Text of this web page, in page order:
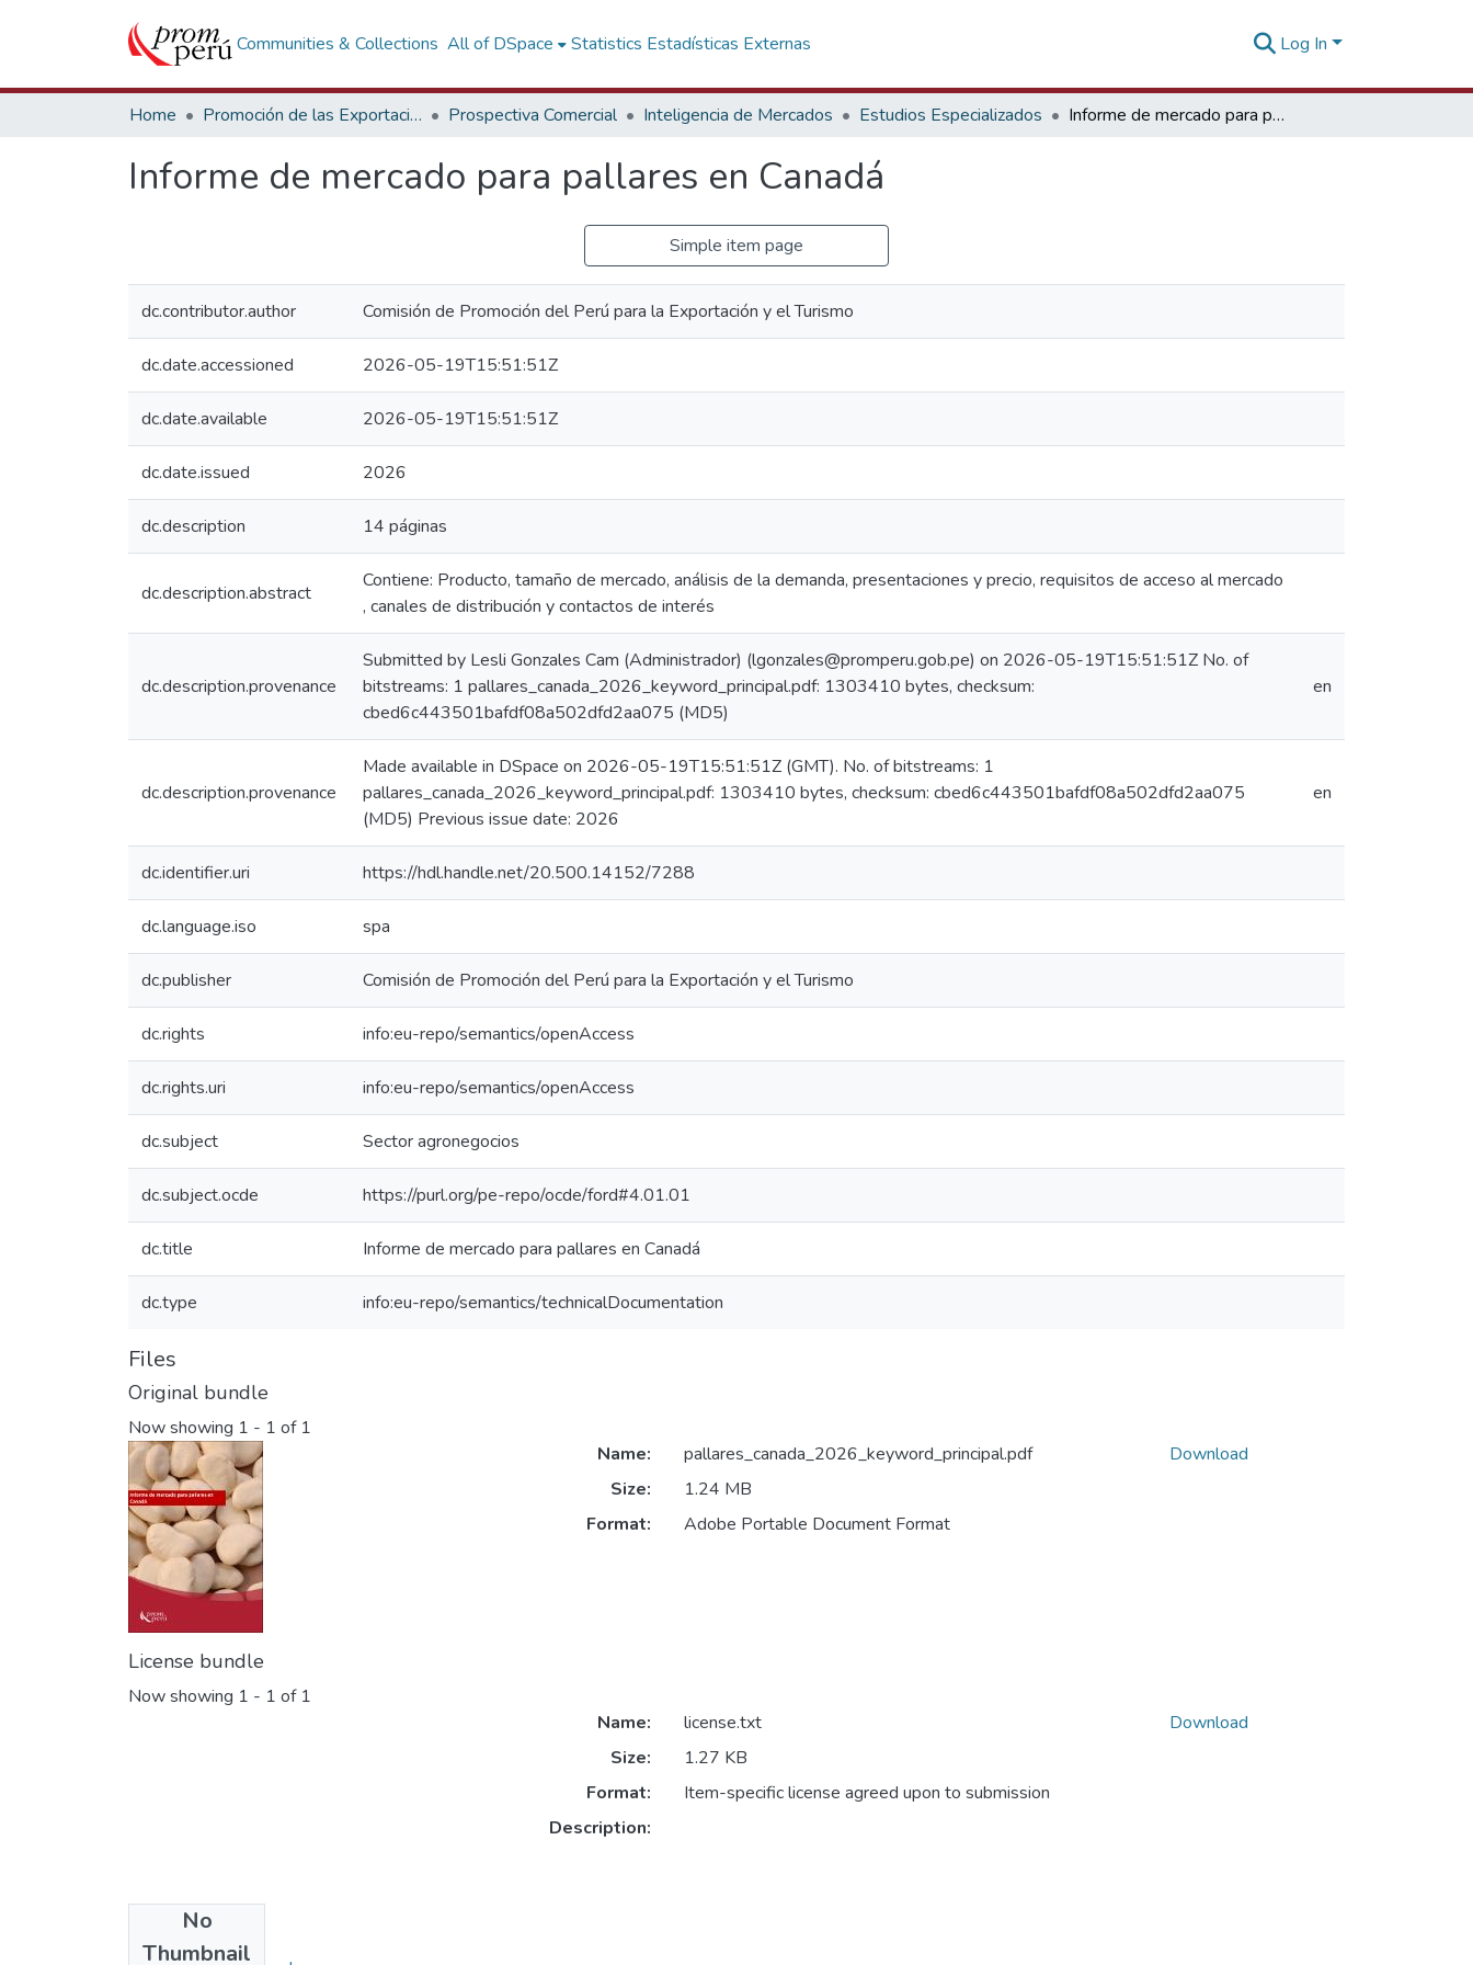
Communities & Collections All of DSpace Statistics Estadísticas Externas Log In
Home Promoción de las Exportaciones Prospectiva Comercial Inteligencia de Mercados Estudios Especializados Informe de mercado para pallares en Canadá
Informe de mercado para pallares en Canadá
Simple item page
dc.contributor.author Comisión de Promoción del Perú para la Exportación y el Turismo
dc.date.accessioned 2026-05-19T15:51:51Z
dc.date.available 2026-05-19T15:51:51Z
dc.date.issued 2026
dc.description 14 páginas
dc.description.abstract
Contiene: Producto, tamaño de mercado, análisis de la demanda, presentaciones y precio, requisitos de acceso al mercado
, canales de distribución y contactos de interés
dc.description.provenance
Submitted by Lesli Gonzales Cam (Administrador) (lgonzales@promperu.gob.pe) on 2026-05-19T15:51:51Z No. of
bitstreams: 1 pallares_canada_2026_keyword_principal.pdf: 1303410 bytes, checksum:
cbed6c443501bafdf08a502dfd2aa075 (MD5)
en
dc.description.provenance
Made available in DSpace on 2026-05-19T15:51:51Z (GMT). No. of bitstreams: 1
pallares_canada_2026_keyword_principal.pdf: 1303410 bytes, checksum: cbed6c443501bafdf08a502dfd2aa075
(MD5) Previous issue date: 2026
en
dc.identifier.uri https://hdl.handle.net/20.500.14152/7288
dc.language.iso spa
dc.publisher Comisión de Promoción del Perú para la Exportación y el Turismo
dc.rights info:eu-repo/semantics/openAccess
dc.rights.uri info:eu-repo/semantics/openAccess
dc.subject Sector agronegocios
dc.subject.ocde https://purl.org/pe-repo/ocde/ford#4.01.01
dc.title Informe de mercado para pallares en Canadá
dc.type info:eu-repo/semantics/technicalDocumentation
Files
Original bundle
Now showing 1 - 1 of 1
Name:
pallares_canada_2026_keyword_principal.pdf
Size:
1.24 MB
Format:
Adobe Portable Document Format
Download
License bundle
Now showing 1 - 1 of 1
No
Thumbnail
Name:
license.txt
Size:
1.27 KB
Format:
Item-specific license agreed upon to submission
Description:
Download
Collections